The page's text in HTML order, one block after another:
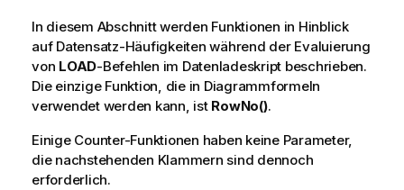
In diesem Abschnitt werden Funktionen in Hinblick
auf Datensatz-Häufigkeiten während der Evaluierung
von LOAD-Befehlen im Datenladeskript beschrieben.
Die einzige Funktion, die in Diagrammformeln
verwendet werden kann, ist RowNo().
Einige Counter-Funktionen haben keine Parameter,
die nachstehenden Klammern sind dennoch
erforderlich.